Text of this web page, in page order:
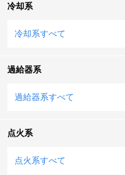
冷却系
冷却系すべて
過給器系
過給器系すべて
点火系
点火系すべて